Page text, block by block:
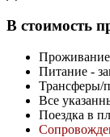
В стоимость
Проживание
Питание -
Трансферы/
Все
Поездка в